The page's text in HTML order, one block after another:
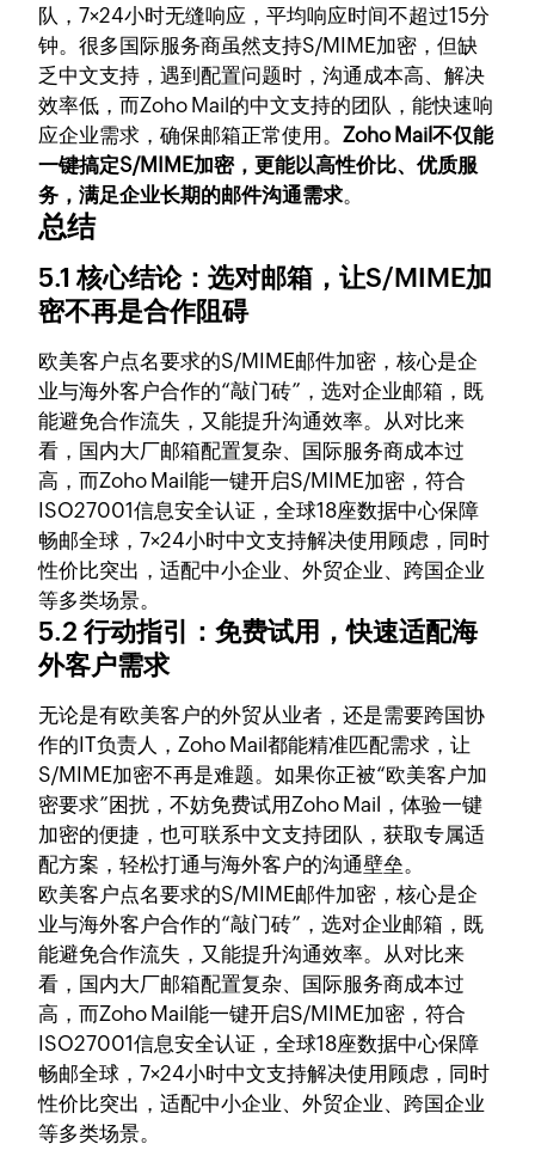
队，7×24小时无缝响应，平均响应时间不超过15分
钟。很多国际服务商虽然支持S/MIME加密，但缺
乏中文支持，遇到配置问题时，沟通成本高、解决
效率低，而Zoho Mail的中文支持的团队，能快速响
应企业需求，确保邮箱正常使用。Zoho Mail不仅能
一键搞定S/MIME加密，更能以高性价比、优质服
务，满足企业长期的邮件沟通需求。
总结
5.1 核心结论：选对邮箱，让S/MIME加
密不再是合作阻碍
欧美客户点名要求的S/MIME邮件加密，核心是企
业与海外客户合作的“敲门砖”，选对企业邮箱，既
能避免合作流失，又能提升沟通效率。从对比来
看，国内大厂邮箱配置复杂、国际服务商成本过
高，而Zoho Mail能一键开启S/MIME加密，符合
ISO27001信息安全认证，全球18座数据中心保障
畅邮全球，7×24小时中文支持解决使用顾虑，同时
性价比突出，适配中小企业、外贸企业、跨国企业
等多类场景。
5.2 行动指引：免费试用，快速适配海
外客户需求
无论是有欧美客户的外贸从业者，还是需要跨国协
作的IT负责人，Zoho Mail都能精准匹配需求，让
S/MIME加密不再是难题。如果你正被“欧美客户加
密要求”困扰，不妨免费试用Zoho Mail，体验一键
加密的便捷，也可联系中文支持团队，获取专属适
配方案，轻松打通与海外客户的沟通壁垒。
欧美客户点名要求的S/MIME邮件加密，核心是企
业与海外客户合作的“敲门砖”，选对企业邮箱，既
能避免合作流失，又能提升沟通效率。从对比来
看，国内大厂邮箱配置复杂、国际服务商成本过
高，而Zoho Mail能一键开启S/MIME加密，符合
ISO27001信息安全认证，全球18座数据中心保障
畅邮全球，7×24小时中文支持解决使用顾虑，同时
性价比突出，适配中小企业、外贸企业、跨国企业
等多类场景。